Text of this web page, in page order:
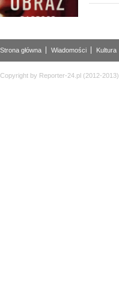
Strona główna Wiadomości Kultura
Copyright by Reporter-24.pl (2012-2013)